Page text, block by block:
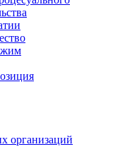
организаций